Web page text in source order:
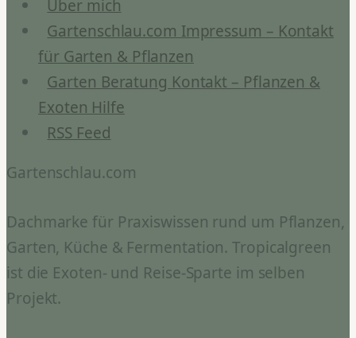
Über mich
Gartenschlau.com Impressum – Kontakt
für Garten & Pflanzen
Garten Beratung Kontakt – Pflanzen &
Exoten Hilfe
RSS Feed
Gartenschlau.com
Dachmarke für Praxiswissen rund um Pflanzen,
Garten, Küche & Fermentation. Tropicalgreen
ist die Exoten- und Reise-Sparte im selben
Projekt.